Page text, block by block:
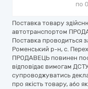
по
Поставка товару
автотранспортом
Поставка проводиться
Роменський р-н, с.
ПРОДАВЕЦЬ повинен
відповідає вимогам
супроводжуватись
про якість товару, або